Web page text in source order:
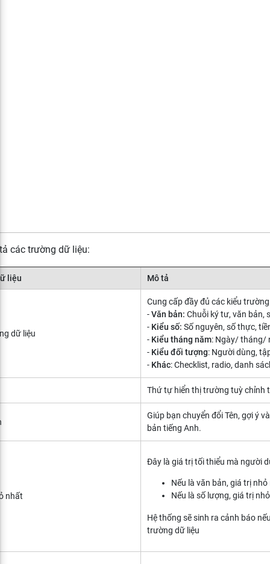
các trường dữ liệu:
liệu Mô tả
dữ liệu
Cung cấp đầy đủ các kiểu
-Văn bản: Chuỗi ký tư, văn bản,
- Kiểu số: Số nguyên, số thực,
- Kiểu tháng năm: Ngày/ tháng/
- Kiểu đối tượng: Người dùng,
- Khác: Checklist, radio, danh
Thứ tự hiển thị trường tuỳ chỉnh
Giúp bạn chuyển đổi Tên, gợi ý
bản tiếng Anh.
nhất
Đây là giá trị tối thiểu mà người
Nếu là văn bản, giá trị
Nếu là số lượng, giá trị
Hệ thống sẽ sinh ra cảnh báo
trường dữ liệu